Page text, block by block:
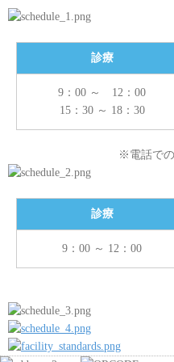
診療
9：00 ～ 12：00
15：30 ～ 18：30
※電話での受
診療
9：00 ～ 12：00